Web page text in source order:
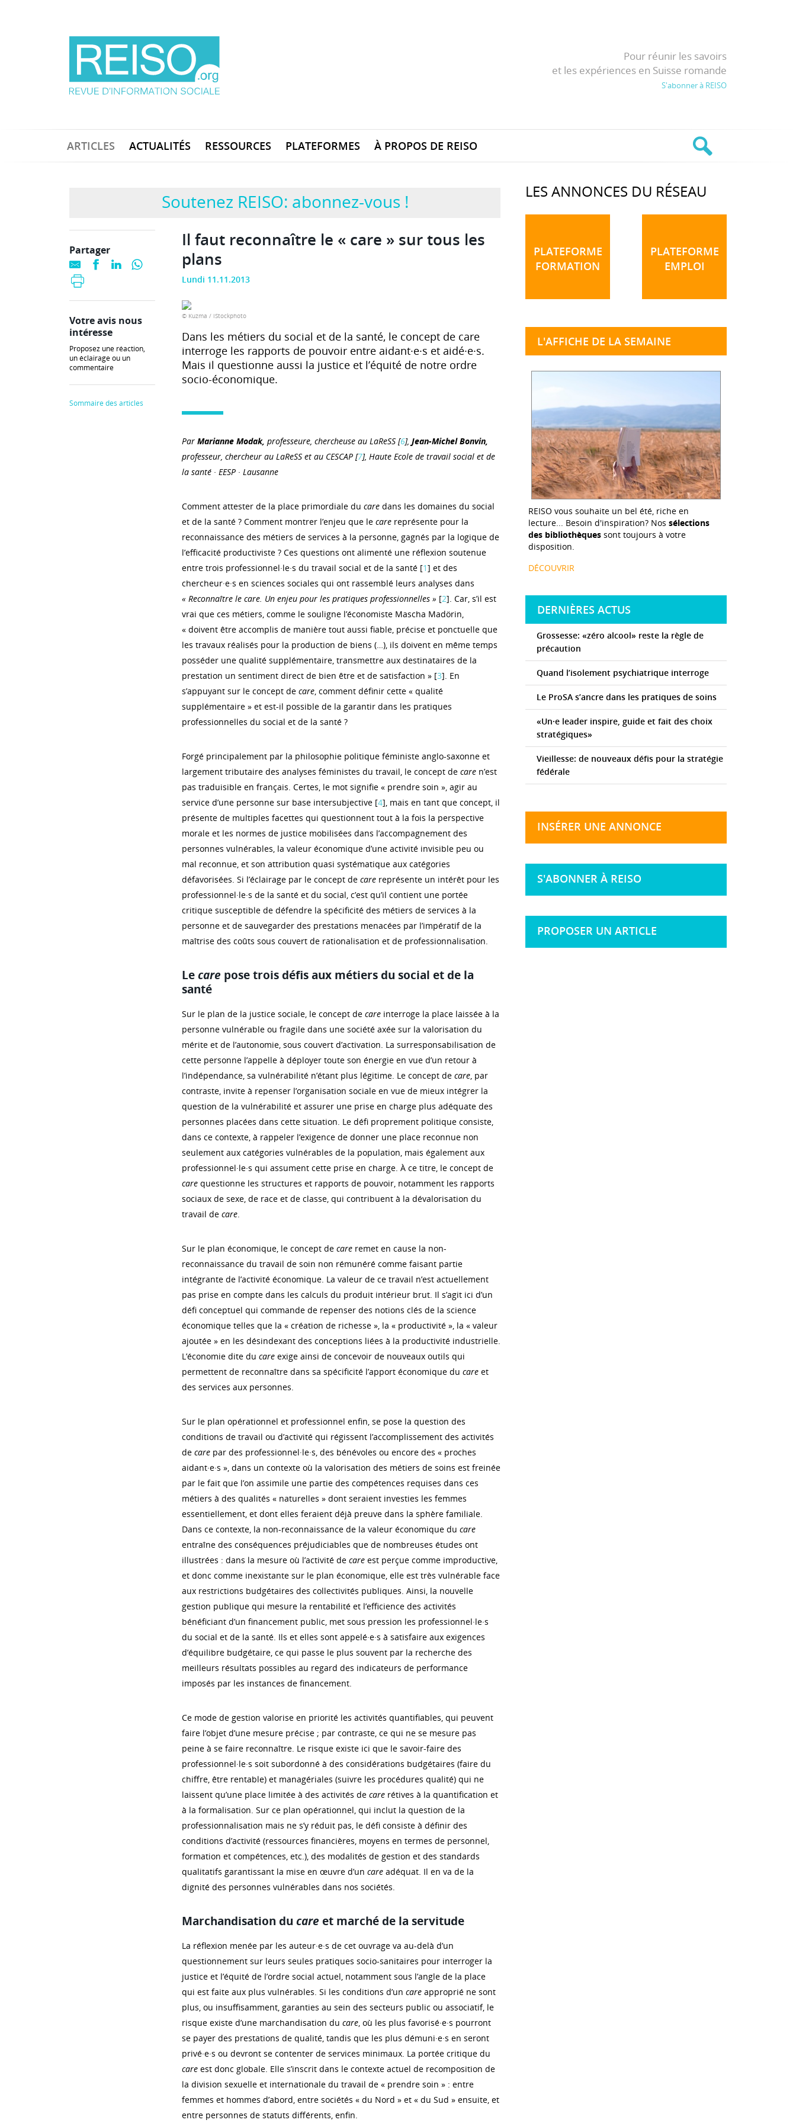
Pour réunir les savoirs
et les expériences en Suisse romande
S'abonner à REISO
ARTICLES ACTUALITÉS RESSOURCES PLATEFORMES À PROPOS DE REISO
Soutenez REISO: abonnez-vous !
Il faut reconnaître le « care » sur tous les
plans
Lundi 11.11.2013
© Kuzma / iStockphoto
Dans les métiers du social et de la santé, le concept de care
interroge les rapports de pouvoir entre aidant·e·s et aidé·e·s.
Mais il questionne aussi la justice et l’équité de notre ordre
socio-économique.
Par Marianne Modak, professeure, chercheuse au LaReSS [6], Jean-Michel Bonvin,
professeur, chercheur au LaReSS et au CESCAP [7], Haute Ecole de travail social et de
la santé · EESP · Lausanne
Comment attester de la place primordiale du caredans les domaines du social
et de la santé ? Comment montrer l’enjeu que le carereprésente pour la
reconnaissance des métiers de services à la personne, gagnés par la logique de
l’efficacité productiviste ? Ces questions ont alimenté une réflexion soutenue
entre trois professionnel·le·s du travail social et de la santé [1] et des
chercheur·e·s en sciences sociales qui ont rassemblé leurs analyses dans
« Reconnaître le care. Un enjeu pour les pratiques professionnelles » [2]. Car, s’il est
vrai que ces métiers, comme le souligne l’économiste Mascha Madörin,
« doivent être accomplis de manière tout aussi fiable, précise et ponctuelle que
les travaux réalisés pour la production de biens (…), ils doivent en même temps
posséder une qualité supplémentaire, transmettre aux destinataires de la
prestation un sentiment direct de bien être et de satisfaction » [3]. En
s’appuyant sur le concept de care, comment définir cette « qualité
supplémentaire » et est-il possible de la garantir dans les pratiques
professionnelles du social et de la santé ?
Forgé principalement par la philosophie politique féministe anglo-saxonne et
largement tributaire des analyses féministes du travail, le concept de caren’est
pas traduisible en français. Certes, le mot signifie « prendre soin », agir au
service d’une personne sur base intersubjective [4], mais en tant que concept, il
présente de multiples facettes qui questionnent tout à la fois la perspective
morale et les normes de justice mobilisées dans l’accompagnement des
personnes vulnérables, la valeur économique d’une activité invisible peu ou
mal reconnue, et son attribution quasi systématique aux catégories
défavorisées. Si l’éclairage par le concept de carereprésente un intérêt pour les
professionnel·le·s de la santé et du social, c’est qu’il contient une portée
critique susceptible de défendre la spécificité des métiers de services à la
personne et de sauvegarder des prestations menacées par l’impératif de la
maîtrise des coûts sous couvert de rationalisation et de professionnalisation.
Lecare pose trois défis aux métiers du social et de la
santé
Sur le plan de la justice sociale, le concept de careinterroge la place laissée à la
personne vulnérable ou fragile dans une société axée sur la valorisation du
mérite et de l’autonomie, sous couvert d’activation. La surresponsabilisation de
cette personne l’appelle à déployer toute son énergie en vue d’un retour à
l’indépendance, sa vulnérabilité n’étant plus légitime. Le concept de care, par
contraste, invite à repenser l’organisation sociale en vue de mieux intégrer la
question de la vulnérabilité et assurer une prise en charge plus adéquate des
personnes placées dans cette situation. Le défi proprement politique consiste,
dans ce contexte, à rappeler l’exigence de donner une place reconnue non
seulement aux catégories vulnérables de la population, mais également aux
professionnel·le·s qui assument cette prise en charge. À ce titre, le concept de
carequestionne les structures et rapports de pouvoir, notamment les rapports
sociaux de sexe, de race et de classe, qui contribuent à la dévalorisation du
travail de care.
Sur le plan économique, le concept de careremet en cause la non-
reconnaissance du travail de soin non rémunéré comme faisant partie
intégrante de l’activité économique. La valeur de ce travail n’est actuellement
pas prise en compte dans les calculs du produit intérieur brut. Il s’agit ici d’un
défi conceptuel qui commande de repenser des notions clés de la science
économique telles que la « création de richesse », la « productivité », la « valeur
ajoutée » en les désindexant des conceptions liées à la productivité industrielle.
L’économie dite du careexige ainsi de concevoir de nouveaux outils qui
permettent de reconnaître dans sa spécificité l’apport économique du careet
des services aux personnes.
Sur le plan opérationnel et professionnel enfin, se pose la question des
conditions de travail ou d’activité qui régissent l’accomplissement des activités
de carepar des professionnel·le·s, des bénévoles ou encore des « proches
aidant·e·s », dans un contexte où la valorisation des métiers de soins est freinée
par le fait que l’on assimile une partie des compétences requises dans ces
métiers à des qualités « naturelles » dont seraient investies les femmes
essentiellement, et dont elles feraient déjà preuve dans la sphère familiale.
Dans ce contexte, la non-reconnaissance de la valeur économique du care
entraîne des conséquences préjudiciables que de nombreuses études ont
illustrées : dans la mesure où l’activité de careest perçue comme improductive,
et donc comme inexistante sur le plan économique, elle est très vulnérable face
aux restrictions budgétaires des collectivités publiques. Ainsi, la nouvelle
gestion publique qui mesure la rentabilité et l’efficience des activités
bénéficiant d’un financement public, met sous pression les professionnel·le·s
du social et de la santé. Ils et elles sont appelé·e·s à satisfaire aux exigences
d’équilibre budgétaire, ce qui passe le plus souvent par la recherche des
meilleurs résultats possibles au regard des indicateurs de performance
imposés par les instances de financement.
Ce mode de gestion valorise en priorité les activités quantifiables, qui peuvent
faire l’objet d’une mesure précise ; par contraste, ce qui ne se mesure pas
peine à se faire reconnaître. Le risque existe ici que le savoir-faire des
professionnel·le·s soit subordonné à des considérations budgétaires (faire du
chiffre, être rentable) et managériales (suivre les procédures qualité) qui ne
laissent qu’une place limitée à des activités de carerétives à la quantification et
à la formalisation. Sur ce plan opérationnel, qui inclut la question de la
professionnalisation mais ne s’y réduit pas, le défi consiste à définir des
conditions d’activité (ressources financières, moyens en termes de personnel,
formation et compétences, etc.), des modalités de gestion et des standards
qualitatifs garantissant la mise en œuvre d’un careadéquat. Il en va de la
dignité des personnes vulnérables dans nos sociétés.
Marchandisation du care et marché de la servitude
La réflexion menée par les auteur·e·s de cet ouvrage va au-delà d’un
questionnement sur leurs seules pratiques socio-sanitaires pour interroger la
justice et l’équité de l’ordre social actuel, notamment sous l’angle de la place
qui est faite aux plus vulnérables. Si les conditions d’un careapproprié ne sont
plus, ou insuffisamment, garanties au sein des secteurs public ou associatif, le
risque existe d’une marchandisation du care, où les plus favorisé·e·s pourront
se payer des prestations de qualité, tandis que les plus démuni·e·s en seront
privé·e·s ou devront se contenter de services minimaux. La portée critique du
careest donc globale. Elle s’inscrit dans le contexte actuel de recomposition de
la division sexuelle et internationale du travail de « prendre soin » : entre
femmes et hommes d’abord, entre sociétés « du Nord » et « du Sud » ensuite, et
entre personnes de statuts différents, enfin.
Partager
Votre avis nous
intéresse
Proposez une réaction,
un éclairage ou un
commentaire
Sommaire des articles
LES ANNONCES DU RÉSEAU
PLATEFORME
FORMATION
PLATEFORME
EMPLOI
L'AFFICHE DE LA SEMAINE
REISO vous souhaite un bel été, riche en
lecture... Besoin d'inspiration? Nos sélections
des bibliothèques sont toujours à votre
disposition.
DÉCOUVRIR
DERNIÈRES ACTUS
Grossesse: «zéro alcool» reste la règle de
précaution
Quand l’isolement psychiatrique interroge
Le ProSA s’ancre dans les pratiques de soins
«Un·e leader inspire, guide et fait des choix
stratégiques»
Vieillesse: de nouveaux défis pour la stratégie
fédérale
INSÉRER UNE ANNONCE
S'ABONNER À REISO
PROPOSER UN ARTICLE